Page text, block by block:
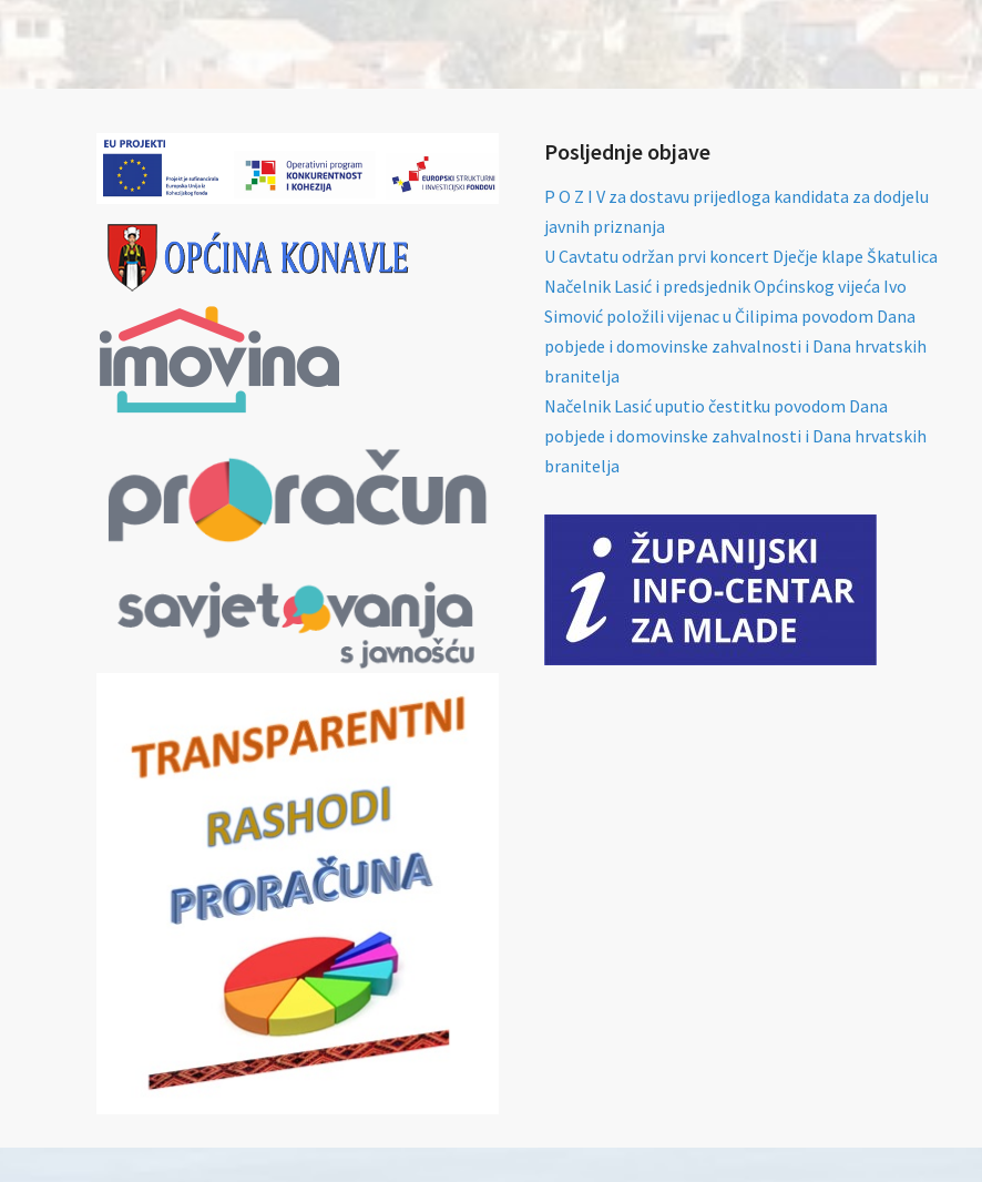
Posljednje objave
P O Z I V za dostavu prijedloga kandidata za dodjelu
javnih priznanja
U Cavtatu održan prvi koncert Dječje klape Škatulica
Načelnik Lasić i predsjednik Općinskog vijeća Ivo
Simović položili vijenac u Čilipima povodom Dana
pobjede i domovinske zahvalnosti i Dana hrvatskih
branitelja
Načelnik Lasić uputio čestitku povodom Dana
pobjede i domovinske zahvalnosti i Dana hrvatskih
branitelja